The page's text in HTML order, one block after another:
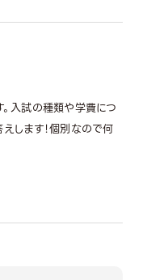
入試の種類や学費につ
します！個別なので何